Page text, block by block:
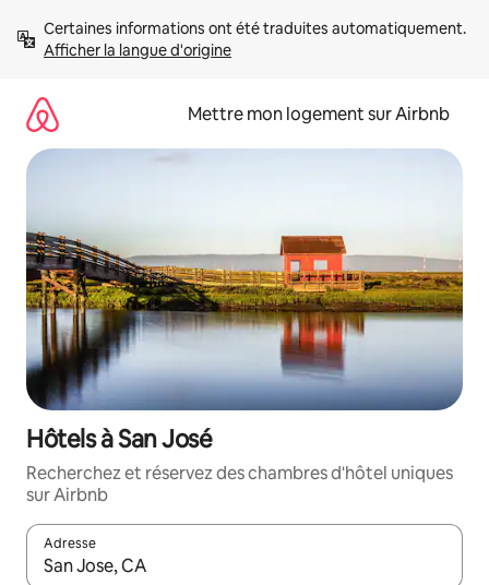
directement
Afficher la langue d'origine
Mettre mon logement sur Airbnb
Hôtels à San José
Recherchez et réservez des chambres d'hôtel uniques
sur Airbnb
Adresse
Lorsque les résultats s'affichent, utilisez les flèches vers le